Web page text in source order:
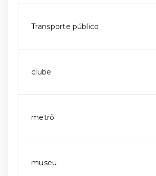
Transporte público
clube
metrô
museu